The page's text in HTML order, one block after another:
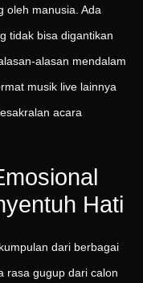
oleh manusia. Ada
tidak bisa digantikan
alasan mendalam
musik live lainnya
acara
Hati
dari berbagai
rasa gugup dari calon